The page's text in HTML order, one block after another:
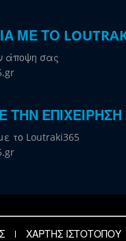
ΜΕ ΤΟ
άποψη σας
ΤΗΝ ΕΠΙΧΕΙΡΗΣΗ
το Loutraki365
ΧΑΡΤΗΣ ΙΣΤΟΤΟΠΟΥ